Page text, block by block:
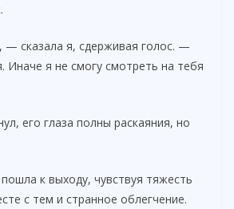
сказала я, сдерживая голос. —
Иначе я не смогу смотреть на тебя
его глаза полны раскаяния, но
к выходу, чувствуя тяжесть
с тем и странное облегчение.